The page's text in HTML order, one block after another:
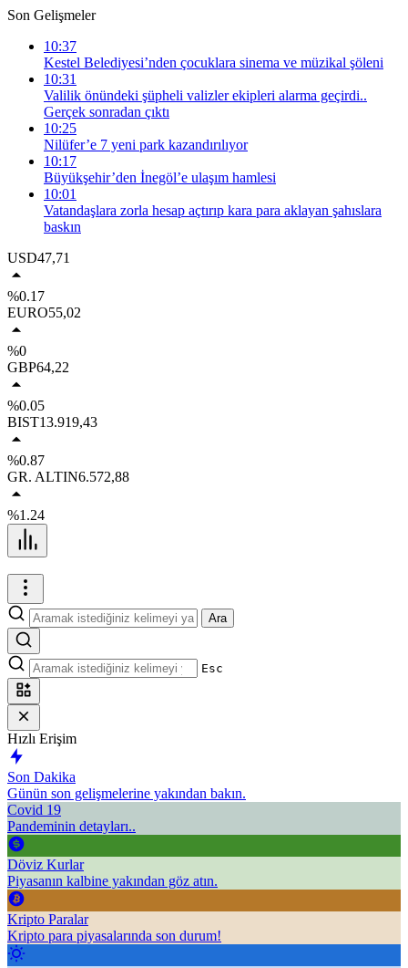
Son Gelişmeler
10:37
Kestel Belediyesi’nden çocuklara sinema ve müzikal şöleni
10:31
Valilik önündeki şüpheli valizler ekipleri alarma geçirdi..
Gerçek sonradan çıktı
10:25
Nilüfer’e 7 yeni park kazandırılıyor
10:17
Büyükşehir’den İnegöl’e ulaşım hamlesi
10:01
Vatandaşlara zorla hesap açtırıp kara para aklayan şahıslara
baskın
USD47,71
%0.17
EURO55,02
%0
GBP64,22
%0.05
BIST13.919,43
%0.87
GR. ALTIN6.572,88
%1.24
Ara
Esc
Hızlı Erişim
Son Dakika
Günün son gelişmelerine yakından bakın.
Covid 19
Pandeminin detayları..
Döviz Kurlar
Piyasanın kalbine yakından göz atın.
Kripto Paralar
Kripto para piyasalarında son durum!